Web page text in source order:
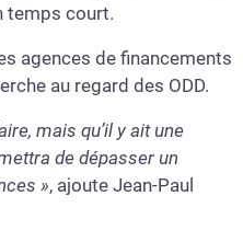
temps court.
agences de financements
au regard des ODD.
mais qu’il y ait une
de dépasser un
», ajoute Jean-Paul